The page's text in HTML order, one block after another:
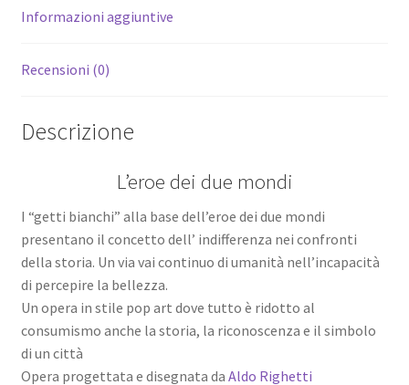
Informazioni aggiuntive
Recensioni (0)
Descrizione
L’eroe dei due mondi
I “getti bianchi” alla base dell’eroe dei due mondi
presentano il concetto dell’ indifferenza nei confronti
della storia. Un via vai continuo di umanità nell’incapacità
di percepire la bellezza.
Un opera in stile pop art dove tutto è ridotto al
consumismo anche la storia, la riconoscenza e il simbolo
di un città
Opera progettata e disegnata da Aldo Righetti